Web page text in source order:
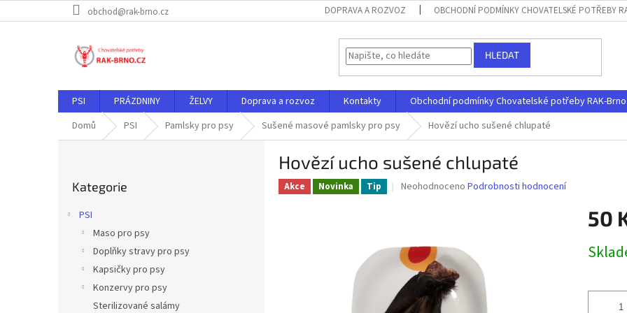
na
obchod@rak-brno.cz DOPRAVA A ROZVOZ OBCHODNÍ PODMÍNKY CHOVATELSKÉ POTŘEBY
HLEDAT
PSI PRÁZDNINY ŽELVY Doprava a rozvoz Kontakty
Obchodní podmínky Chovatelské potřeby RAK-Brno
Domů
PSI Pamlsky pro psy Sušené masové pamlsky pro psy Hovězí ucho sušené chlupaté
kategorie
Kategorie
PSI
Maso pro psy
Doplňky stravy pro psy
Kapsičky pro psy
Konzervy pro psy
Sterilizované salámy
Hovězí ucho sušené chlupaté
Akce Novinka Tip
Průměrné
z
5
hvězdiček.
Neohodnoceno Podrobnosti hodnocení
50
cena: